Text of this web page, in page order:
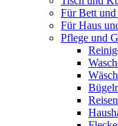
Für Bett und
Für Haus
Pflege und
Reisen